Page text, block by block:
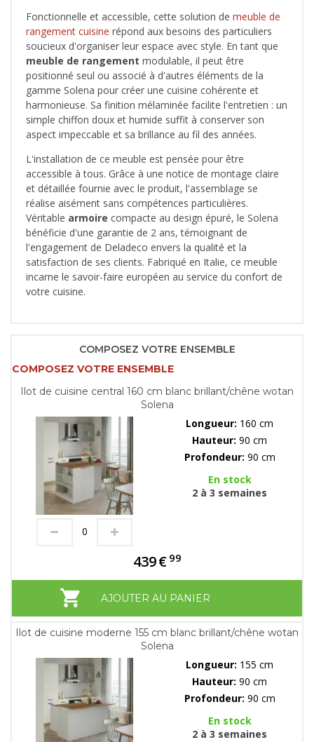
Fonctionnelle et accessible, cette solution de meuble de
rangement cuisine répond aux besoins des particuliers
soucieux d'organiser leur espace avec style. En tant que
meuble de rangement modulable, il peut être
positionné seul ou associé à d'autres éléments de la
gamme Solena pour créer une cuisine cohérente et
harmonieuse. Sa finition mélaminée facilite l'entretien : un
simple chiffon doux et humide suffit à conserver son
aspect impeccable et sa brillance au fil des années.
L'installation de ce meuble est pensée pour être
accessible à tous. Grâce à une notice de montage claire
et détaillée fournie avec le produit, l'assemblage se
réalise aisément sans compétences particulières.
Véritable armoire compacte au design épuré, le Solena
bénéficie d'une garantie de 2 ans, témoignant de
l'engagement de Deladeco envers la qualité et la
satisfaction de ses clients. Fabriqué en Italie, ce meuble
incarne le savoir-faire européen au service du confort de
votre cuisine.
COMPOSEZ VOTRE ENSEMBLE
COMPOSEZ VOTRE ENSEMBLE
Ilot de cuisine central 160 cm blanc brillant/chêne wotan
Solena
Longueur: 160 cm
Hauteur: 90 cm
Profondeur: 90 cm
En stock
2 à 3 semaines
439€ 99
AJOUTER AU PANIER
Ilot de cuisine moderne 155 cm blanc brillant/chêne wotan
Solena
Longueur: 155 cm
Hauteur: 90 cm
Profondeur: 90 cm
En stock
2 à 3 semaines